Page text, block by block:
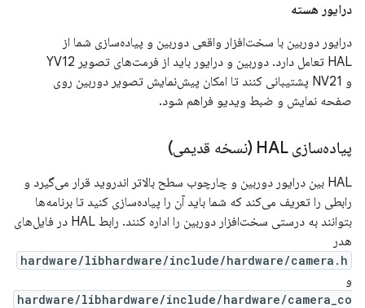
درایور هسته
درایور دوربین با سخت‌افزار واقعی دوربین و پیاده‌سازی شما از
HAL تعامل دارد. دوربین و درایور باید از فرمت‌های تصویر YV12
و NV21 پشتیبانی کنند تا امکان پیش‌نمایش تصویر دوربین روی
صفحه نمایش و ضبط ویدیو فراهم شود.
پیاده‌سازی HAL (نسخه قدیمی)
HAL بین درایور دوربین و چارچوب سطح بالاتر اندروید قرار می‌گیرد و
رابطی را تعریف می‌کند که شما باید آن را پیاده‌سازی کنید تا برنامه‌ها
بتوانند به درستی سخت‌افزار دوربین را اداره کنند. رابط HAL در فایل‌های
هدر
hardware/libhardware/include/hardware/camera.h
و
hardware/libhardware/include/hardware/camera_co